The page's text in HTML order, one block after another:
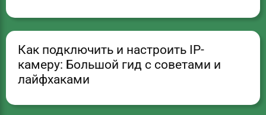
Как подключить и настроить IP-
камеру: Большой гид с советами и
лайфхаками